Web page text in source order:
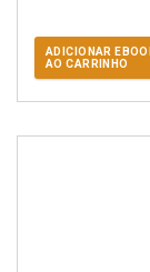
ADICIONAR
AO CARRINHO